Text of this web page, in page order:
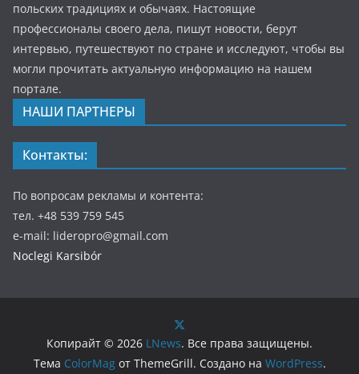
польских традициях и обычаях. Настоящие
профессионалы своего дела, пишут новости, берут
интервью, путешествуют по стране и исследуют, чтобы вы
могли прочитать актуальную информацию на нашем
портале.
НАШИ ПАРТНЕРЫ
Контакты:
По вопросам рекламы и контента:
тел. +48 539 759 545
e-mail: lideropro@gmail.com
Noclegi Karsibór
Копирайт © 2026 LNews. Все права защищены.
Тема ColorMagот ThemeGrill. Создано на WordPress.